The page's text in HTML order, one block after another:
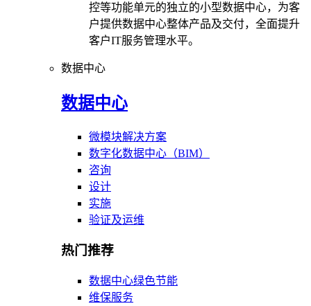
控等功能单元的独立的小型数据中心，为客
户提供数据中心整体产品及交付，全面提升
客户IT服务管理水平。
数据中心
数据中心
微模块解决方案
数字化数据中心（BIM）
咨询
设计
实施
验证及运维
热门推荐
数据中心绿色节能
维保服务